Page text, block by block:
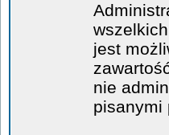
jest
nie
pisanymi